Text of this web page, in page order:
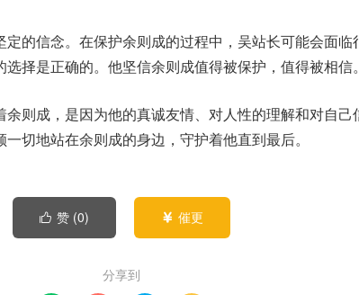
的信念。在保护余则成的过程中，吴站长可能会面临
择是正确的。他坚信余则成值得被保护，值得被相信。
则成，是因为他的真诚友情、对人性的理解和对自己
切地站在余则成的身边，守护着他直到最后。
 赞 (0)  催更
分享到